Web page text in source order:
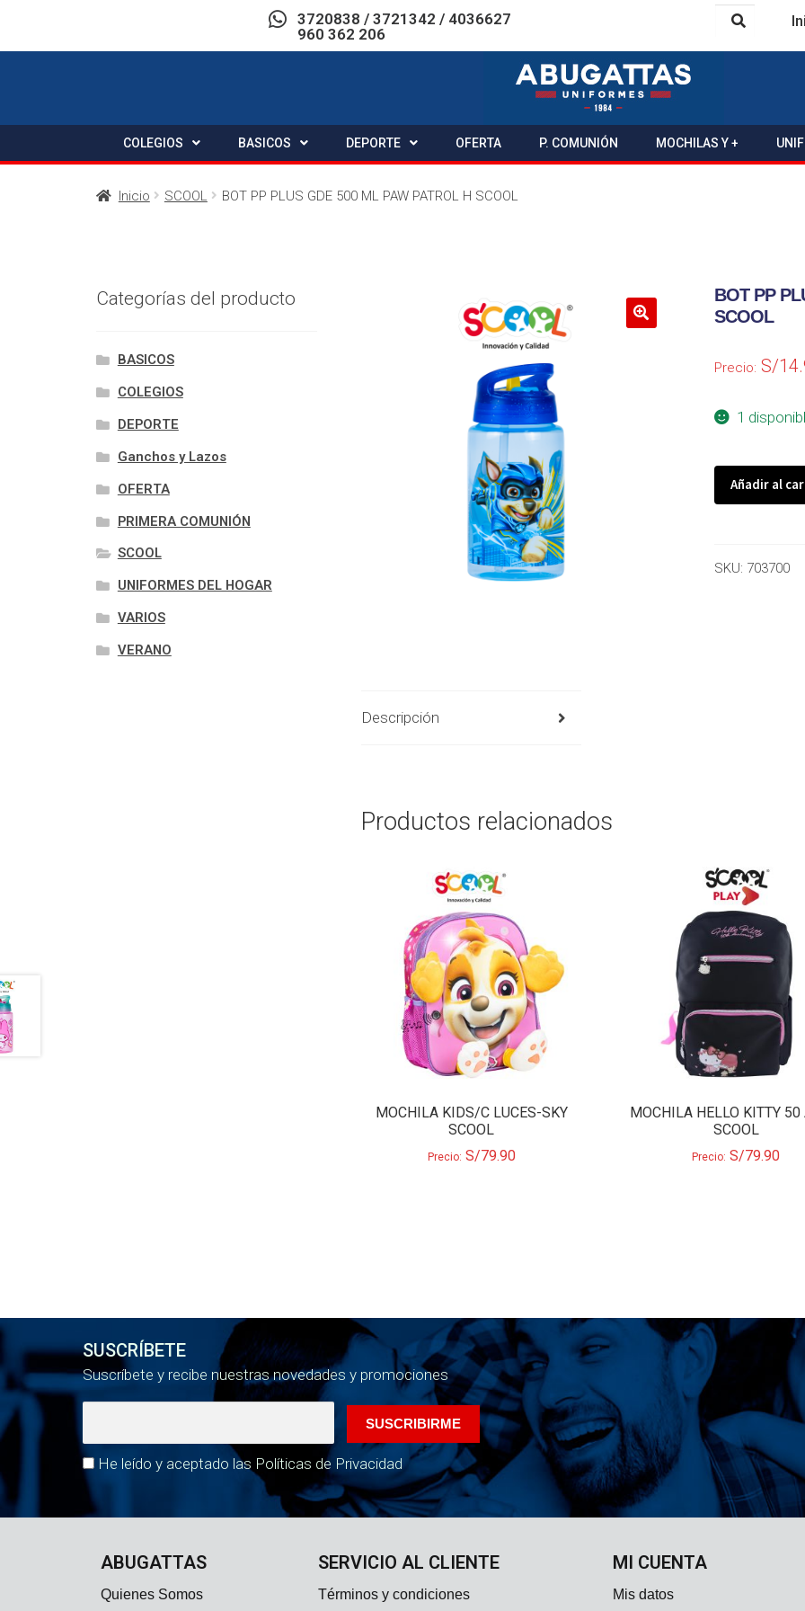
3720838 / 3721342 / 4036627
960 362 206
COLEGIOS BASICOS DEPORTE OFERTA P. COMUNIÓN MOCHILAS Y +
Inicio SCOOL BOT PP PLUS GDE 500 ML PAW PATROL H SCOOL
BOT PP
SCOOL
Precio: S/
1
Añadir al
SKU: 703700
Descripción
Productos relacionados
MOCHILA KIDS/C LUCES-SKY
SCOOL
Precio: S/79.90
MOCHILA HELLO KITTY 50
SCOOL
Precio: S/79.90
Categorías del producto
BASICOS
COLEGIOS
DEPORTE
Ganchos y Lazos
OFERTA
PRIMERA COMUNIÓN
SCOOL
UNIFORMES DEL HOGAR
VARIOS
VERANO
SUSCRÍBETE
Suscríbete y recibe nuestras novedades y promociones
He leído y aceptado las Políticas de Privacidad
ABUGATTAS
Quienes Somos
SERVICIO AL CLIENTE
Términos y condiciones
MI CUENTA
Mis datos